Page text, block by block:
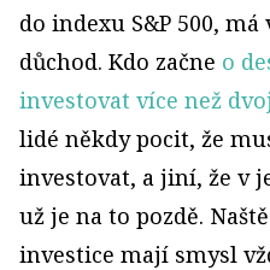
do indexu S&P 500,
důchod. Kdo začne o
investovat více než
lidé někdy pocit, že
investovat, a jiní, že v
už je na to pozdě.
investice mají smysl